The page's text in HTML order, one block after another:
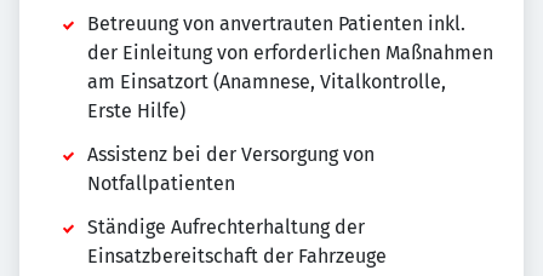
Betreuung von anvertrauten Patienten inkl.
der Einleitung von erforderlichen Maßnahmen
am Einsatzort (Anamnese, Vitalkontrolle,
Erste Hilfe)
Assistenz bei der Versorgung von
Notfallpatienten
Ständige Aufrechterhaltung der
Einsatzbereitschaft der Fahrzeuge